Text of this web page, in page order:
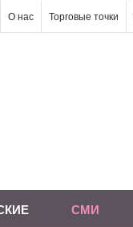
О нас Торговые точки
СМИ